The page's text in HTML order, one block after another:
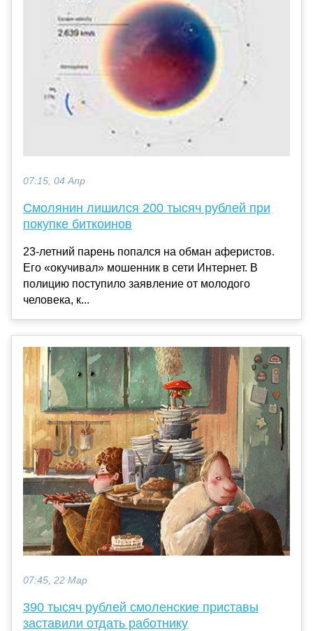
07:15, 04 Апр
Смолянин лишился 200 тысяч рублей при
покупке биткоинов
23-летний парень попался на обман аферистов.
Его «окучивал» мошенник в сети Интернет. В
полицию поступило заявление от молодого
человека, к...
07:45, 22 Мар
390 тысяч рублей смоленские приставы
заставили отдать работнику